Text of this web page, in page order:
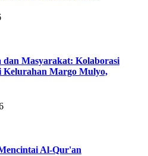
dan Masyarakat: Kolaborasi
Margo Mulyo,
Al-Qur'an